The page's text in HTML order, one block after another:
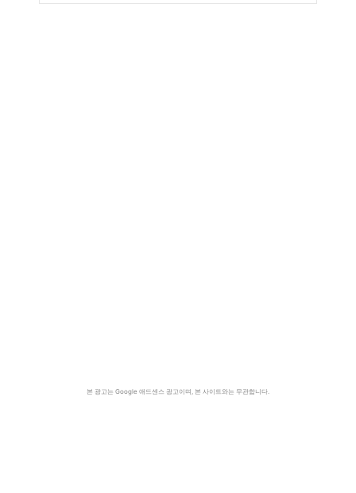
본 광고는 Google 애드센스 광고이며, 본 사이트와는 무관합니다.